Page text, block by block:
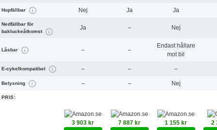
Hopfällbar i Nej Ja Ja
Nedfällbar för
bakluckeåtkomst
i
Ja – Nej
Låsbar i – –
Endast hållare
mot bil
E-cykelkompatibel i – – –
Belysning i – – Nej
PRIS:
3 903 kr 7 887 kr 1 155 kr 2